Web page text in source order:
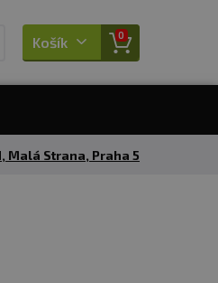
Košík 0
Malá Strana, Praha 5